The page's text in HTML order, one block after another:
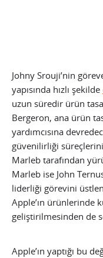
Johny Srouji’nin
yapısında hızlı şekilde
uzun süredir ürün
Bergeron, ana ürün
yardımcısına
güvenilirliği
Marleb tarafından
Marleb ise John
liderliği görevini
Apple’ın ürünlerinde
geliştirilmesinden de
Apple’ın yaptığı bu